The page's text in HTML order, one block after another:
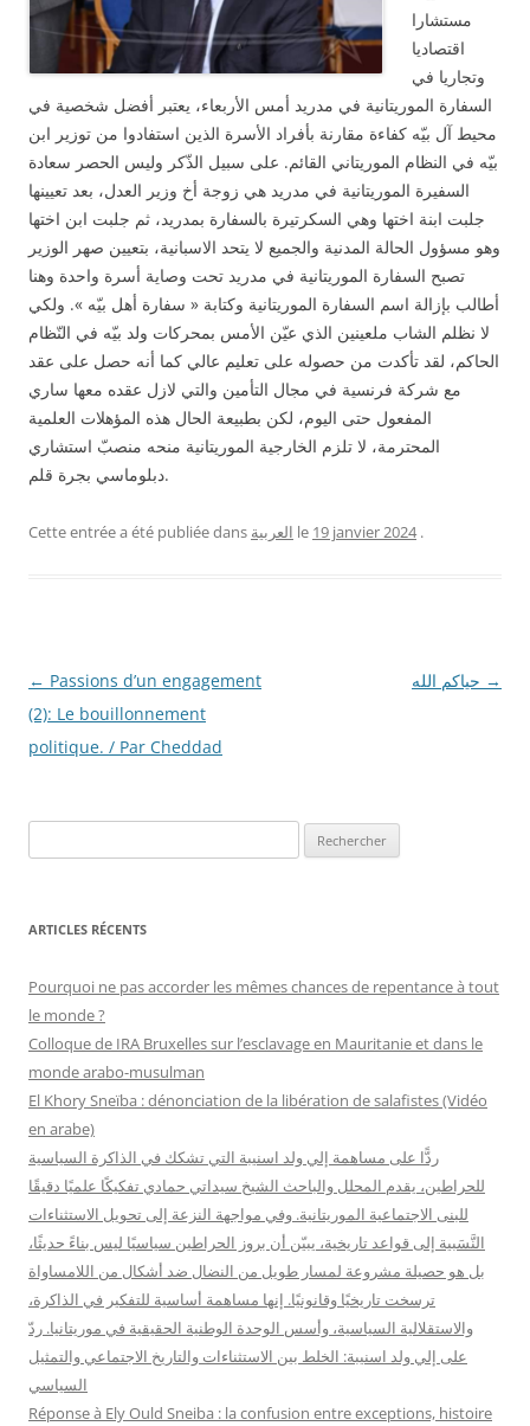
مستشارا
اقتصاديا
وتجاريا في
السفارة الموريتانية في مدريد أمس الأربعاء، يعتبر أفضل شخصية في
محيط آل بيّه كفاءة مقارنة بأفراد الأسرة الذين استفادوا من توزير ابن
بيّه في النظام الموريتاني القائم. على سبيل الذّكر وليس الحصر سعادة
السفيرة الموريتانية في مدريد هي زوجة أخ وزير العدل، بعد تعيينها
جلبت ابنة اختها وهي السكرتيرة بالسفارة بمدريد، ثم جلبت ابن اختها
وهو مسؤول الحالة المدنية والجميع لا يتحد الاسبانية، بتعيين صهر الوزير
تصبح السفارة الموريتانية في مدريد تحت وصاية أسرة واحدة وهنا
أطالب بإزالة اسم السفارة الموريتانية وكتابة « سفارة أهل بيّه ». ولكي
لا نظلم الشاب ملعينين الذي عيّن الأمس بمحركات ولد بيّه في النّظام
الحاكم، لقد تأكدت من حصوله على تعليم عالي كما أنه حصل على عقد
مع شركة فرنسية في مجال التأمين والتي لازل عقده معها ساري
المفعول حتى اليوم، لكن بطبيعة الحال هذه المؤهلات العلمية
المحترمة، لا تلزم الخارجية الموريتانية منحه منصبّ استشاري
دبلوماسي بجرة قلم.
Cette entrée a été publiée dans العربية le 19 janvier 2024 .
Navigation
des
articles
← Passions d’un engagement
(2): Le bouillonnement
politique. / Par Cheddad
→
e
h
r
c
h
r
ARTICLES RÉCENTS
Pourquoi ne pas accorder les mêmes chances de repentance à tout
le monde ?
Colloque de IRA Bruxelles sur l’esclavage en Mauritanie et dans le
monde arabo-musulman
El Khory Sneïba : dénonciation de la libération de salafistes (Vidéo
en arabe)
ردًّا على مساهمة إلي ولد اسنيبة التي تشكك في الذاكرة السياسية
للحراطين، يقدم المحلل والباحث الشيخ سيداتي حمادي تفكيكًا علميًا دقيقًا
للبنى الاجتماعية الموريتانية. وفي مواجهة النزعة إلى تحويل الاستثناءات
النَّسَبية إلى قواعد تاريخية، يبيّن أن بروز الحراطين سياسيًا ليس بناءً حديثًا،
بل هو حصيلة مشروعة لمسار طويل من النضال ضد أشكال من اللامساواة
ترسخت تاريخيًا وقانونيًا. إنها مساهمة أساسية للتفكير في الذاكرة،
والاستقلالية السياسية، وأسس الوحدة الوطنية الحقيقية في موريتانيا. ردّ
على إلي ولد اسنيبة: الخلط بين الاستثناءات والتاريخ الاجتماعي والتمثيل
السياسي
Réponse à Ely Ould Sneiba : la confusion entre exceptions, histoire